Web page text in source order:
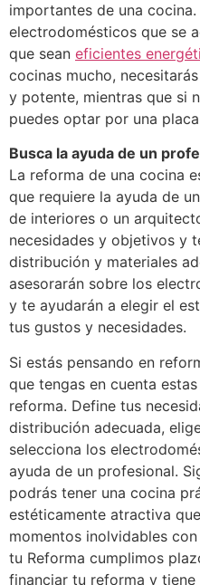
importantes de una
electrodomésticos que se
que sean eficientes
cocinas mucho,
y potente, mientras que si
puedes optar por una
Busca la ayuda de un
La reforma de una cocina
que requiere la ayuda de
de interiores o un
necesidades y objetivos y
distribución y materiales
asesorarán sobre los
y te ayudarán a elegir el
tus gustos y necesidades.
Si estás pensando en
que tengas en cuenta
reforma. Define tus
distribución adecuada,
selecciona los
ayuda de un profesional.
podrás tener una cocina
estéticamente atractiva
momentos inolvidables
tu Reforma cumplimos
financiar tu reforma y tiene